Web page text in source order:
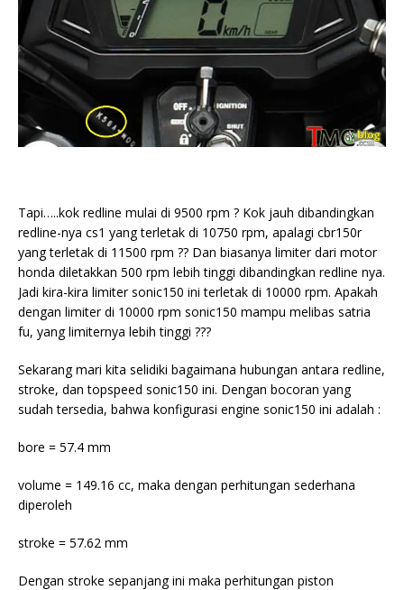
Tapi…..kok redline mulai di 9500 rpm ? Kok jauh dibandingkan
redline-nya cs1 yang terletak di 10750 rpm, apalagi cbr150r
yang terletak di 11500 rpm ?? Dan biasanya limiter dari motor
honda diletakkan 500 rpm lebih tinggi dibandingkan redline nya.
Jadi kira-kira limiter sonic150 ini terletak di 10000 rpm. Apakah
dengan limiter di 10000 rpm sonic150 mampu melibas satria
fu, yang limiternya lebih tinggi ???
Sekarang mari kita selidiki bagaimana hubungan antara redline,
stroke, dan topspeed sonic150 ini. Dengan bocoran yang
sudah tersedia, bahwa konfigurasi engine sonic150 ini adalah :
bore = 57.4 mm
volume = 149.16 cc, maka dengan perhitungan sederhana
diperoleh
stroke = 57.62 mm
Dengan stroke sepanjang ini maka perhitungan piston